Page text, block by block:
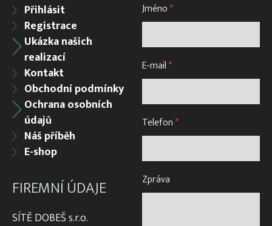
Přihlásit
Registrace
Ukázka našich
realizací
Kontakt
Obchodní podmínky
Ochrana osobních
údajů
Náš příběh
E-shop
FIREMNÍ ÚDAJE
SÍTĚ DOBEŠ s.r.o.
Jméno*
E-mail*
Telefon*
Zpráva